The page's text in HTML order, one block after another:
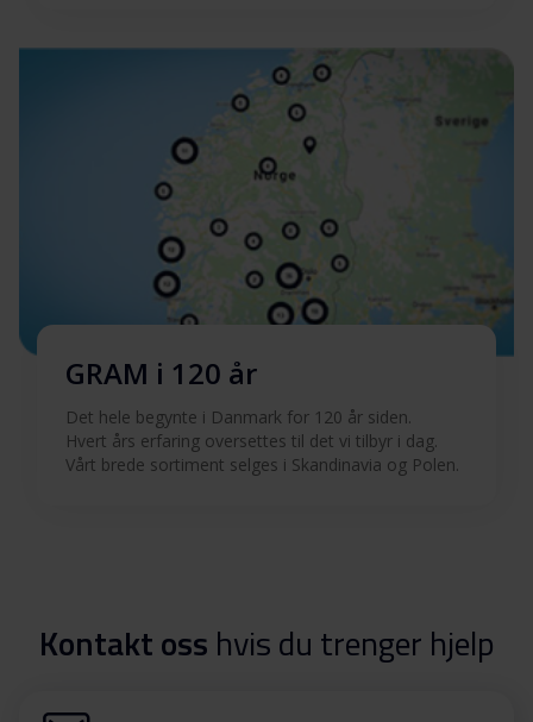
GRAM i 120 år
Det hele begynte i Danmark for 120 år siden.
Hvert års erfaring oversettes til det vi tilbyr i dag.
Vårt brede sortiment selges i Skandinavia og Polen.
Kontakt oss hvis du trenger hjelp